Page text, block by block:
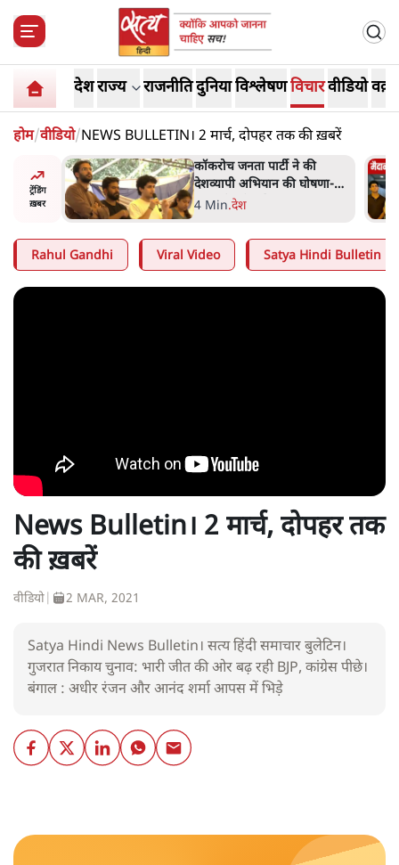
देशराज्य राजनीतिदुनियाविश्लेषणविचारवीडियो
होम/वीडियो/NEWS BULLETIN। 2 मार्च, दोपहर तक की ख़बरें
ट्रेंडिंग
ख़बर
Abhijeet Dipke Press
Conference: CJP का 'Kya
Bolti Public' अभियान, चुनाव
-. दिल्ली
Rahul Gandhi Viral Video Satya Hindi Bulletin
News Bulletin। 2 मार्च, दोपहर तक
की ख़बरें
वीडियो 2 MAR, 2021
Satya Hindi News Bulletin। सत्य हिंदी समाचार बुलेटिन।
गुजरात निकाय चुनाव: भारी जीत की ओर बढ़ रही BJP, कांग्रेस पीछे।
बंगाल : अधीर रंजन और आनंद शर्मा आपस में भिड़े